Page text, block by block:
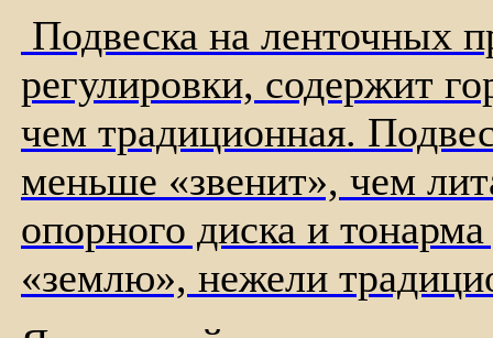
Подвеска на ленточных
регулировки, содержит
чем традиционная.
меньше «звенит», чем
опорного диска и
«землю», нежели